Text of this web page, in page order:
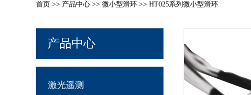
首页 >> 产品中心 >> 微小型滑环 >> HT025系列微小型滑环
产品中心
激光遥测